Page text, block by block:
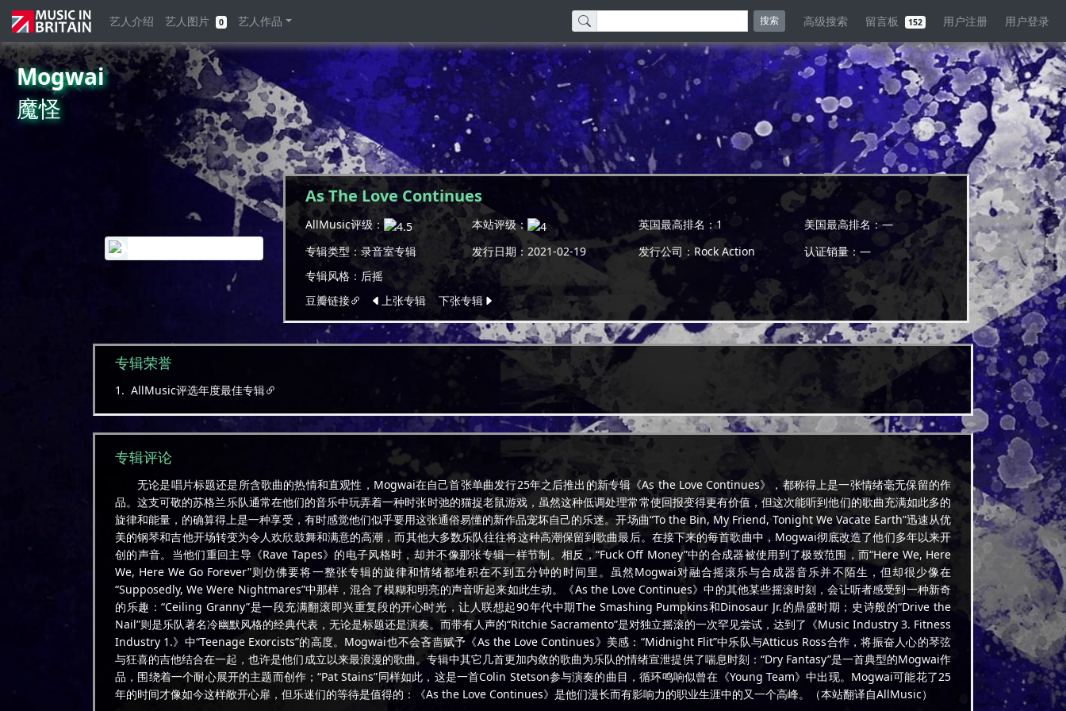
艺人介绍 艺人图片 0 艺人作品 搜索 高级搜索 留言板 152 用户注册 用户登录
Mogwai
魔怪
As The Love Continues
AllMusic评级： 本站评级： 英国最高排名：1 美国最高排名：—
专辑类型：录音室专辑
发行日期：2021-02-19 发行公司：Rock Action 认证销量：—
专辑风格： 后摇
豆瓣链接
上张专辑 下张专辑
专辑荣誉
1. AllMusic评选年度最佳专辑
专辑评论
无论是唱片标题还是所含歌曲的热情和直观性，Mogwai在自己首张单曲发行25年之后推出的新专辑《As the Love Continues》，都称得上是一张情绪毫无保留的作
品。这支可敬的苏格兰乐队通常在他们的音乐中玩弄着一种时张时弛的猫捉老鼠游戏，虽然这种低调处理常常使回报变得更有价值，但这次能听到他们的歌曲充满如此多的
旋律和能量，的确算得上是一种享受，有时感觉他们似乎要用这张通俗易懂的新作品宠坏自己的乐迷。开场曲“To the Bin, My Friend, Tonight We Vacate Earth”迅速从优
美的钢琴和吉他开场转变为令人欢欣鼓舞和满意的高潮，而其他大多数乐队往往将这种高潮保留到歌曲最后。在接下来的每首歌曲中，Mogwai彻底改造了他们多年以来开
创的声音。当他们重回主导《Rave Tapes》的电子风格时，却并不像那张专辑一样节制。相反，“Fuck Off Money”中的合成器被使用到了极致范围，而“Here We, Here
We, Here We Go Forever”则仿佛要将一整张专辑的旋律和情绪都堆积在不到五分钟的时间里。虽然Mogwai对融合摇滚乐与合成器音乐并不陌生，但却很少像在
“Supposedly, We Were Nightmares”中那样，混合了模糊和明亮的声音听起来如此生动。《As the Love Continues》中的其他某些摇滚时刻，会让听者感受到一种新奇
的乐趣：“Ceiling Granny”是一段充满翻滚即兴重复段的开心时光，让人联想起90年代中期The Smashing Pumpkins和Dinosaur Jr.的鼎盛时期；史诗般的“Drive the
Nail”则是乐队著名冷幽默风格的经典代表，无论是标题还是演奏。而带有人声的“Ritchie Sacramento”是对独立摇滚的一次罕见尝试，达到了《Music Industry 3. Fitness
Industry 1.》中“Teenage Exorcists”的高度。Mogwai也不会吝啬赋予《As the Love Continues》美感：“Midnight Flit”中乐队与Atticus Ross合作，将振奋人心的琴弦
与狂喜的吉他结合在一起，也许是他们成立以来最浪漫的歌曲。专辑中其它几首更加内敛的歌曲为乐队的情绪宣泄提供了喘息时刻：“Dry Fantasy”是一首典型的Mogwai作
品，围绕着一个耐心展开的主题而创作；“Pat Stains”同样如此，这是一首Colin Stetson参与演奏的曲目，循环鸣响似曾在《Young Team》中出现。Mogwai可能花了25
年的时间才像如今这样敞开心扉，但乐迷们的等待是值得的：《As the Love Continues》是他们漫长而有影响力的职业生涯中的又一个高峰。（本站翻译自AllMusic）